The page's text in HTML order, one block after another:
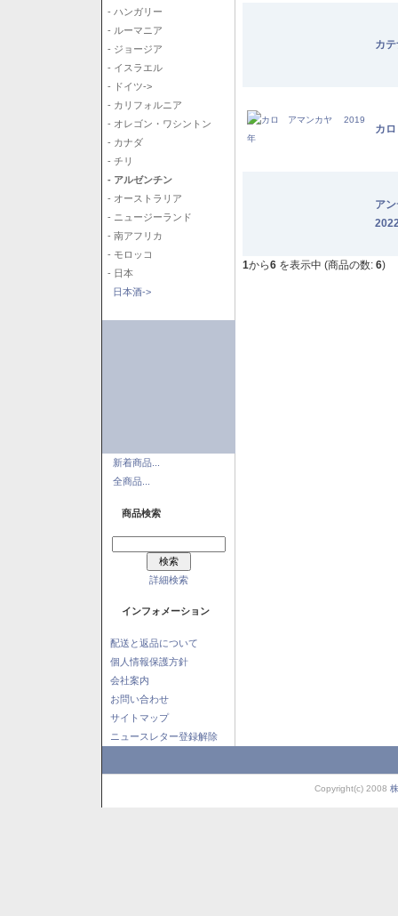
- ハンガリー
- ルーマニア
- ジョージア
- イスラエル
- ドイツ->
- カリフォルニア
- オレゴン・ワシントン
- カナダ
- チリ
- アルゼンチン
- オーストラリア
- ニュージーランド
- 南アフリカ
- モロッコ
- 日本
日本酒->
新着商品...
全商品...
商品検索
詳細検索
インフォメーション
配送と返品について
個人情報保護方針
会社案内
お問い合わせ
サイトマップ
ニュースレター登録解除
カ
カ
ア
1から6 を表示中 (商品の数: 6)
Copyright(c) 2008